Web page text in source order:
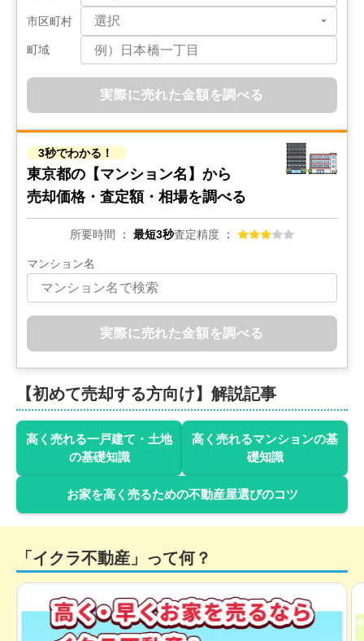
市区町村
町域
実際に売れた金額を調べる
3秒でわかる！
東京都の 【マンション名】から
売却価格・査定額・相場を調べる
所要時間 最短3秒査定精度
マンション名
実際に売れた金額を調べる
【初めて売却する方向け】解説記事
高く売れる一戸建て・土地
の基礎知識
高く売れるマンションの基
礎知識
お家を高く売るための不動産屋選びのコツ
「イクラ不動産」って何？